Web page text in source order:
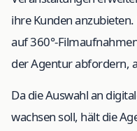
ihre Kunden anzubieten.
auf 360°-
der Agentur abfordern,
Da die Auswahl an
wachsen soll, hält die